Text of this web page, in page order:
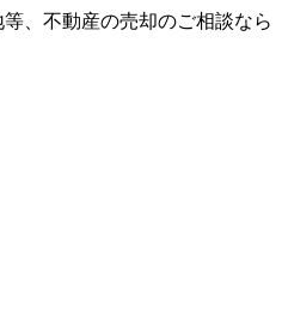
、不動産の売却のご相談なら